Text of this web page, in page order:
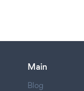
Main
Blog